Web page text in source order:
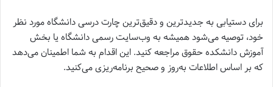
برای دستیابی به جدیدترین و دقیق‌ترین چارت درسی دانشگاه مورد نظر
خود، توصیه می‌شود همیشه به وب‌سایت رسمی دانشگاه یا بخش
آموزش دانشکده حقوق مراجعه کنید. این اقدام به شما اطمینان می‌دهد
که بر اساس اطلاعات به‌روز و صحیح برنامه‌ریزی می‌کنید.